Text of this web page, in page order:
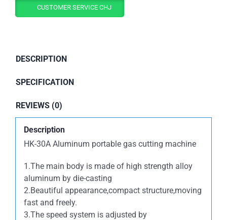
CUSTOMER SERVICE CHJ
DESCRIPTION
SPECIFICATION
REVIEWS (0)
Description
HK-30A Aluminum portable gas cutting machine
1.The main body is made of high strength alloy
aluminum by die-casting
2.Beautiful appearance,compact structure,moving
fast and freely.
3.The speed system is adjusted by